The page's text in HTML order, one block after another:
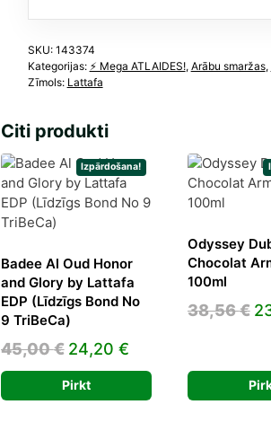
SKU: 143374
Kategorijas: ⚡️ Mega ATLAIDES!, Arābu smaržas,
Zīmols: Lattafa
Citi produkti
Izpārdošana!
Badee Al Oud Honor
and Glory by Lattafa
EDP (Līdzīgs Bond No
9 TriBeCa)
45,00€ Original
price
was:
24,20 €Current
price
is:
Pirkt
Odyssey
Chocolat
100ml
38,56€